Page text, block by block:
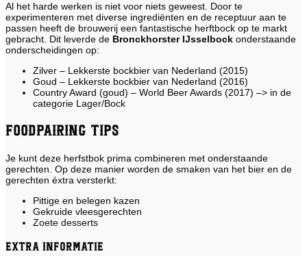
Al het harde werken is niet voor niets geweest. Door te
experimenteren met diverse ingrediënten en de receptuur aan te
passen heeft de brouwerij een fantastische herftbock op te markt
gebracht. Dit leverde de Bronckhorster IJsselbock onderstaande
onderscheidingen op:
Zilver – Lekkerste bockbier van Nederland (2015)
Goud – Lekkerste bockbier van Nederland (2016)
Country Award (goud) – World Beer Awards (2017) –> in de
categorie Lager/Bock
Foodpairing tips
Je kunt deze herfstbok prima combineren met onderstaande
gerechten. Op deze manier worden de smaken van het bier en de
gerechten éxtra versterkt:
Pittige en belegen kazen
Gekruide vleesgerechten
Zoete desserts
Extra informatie